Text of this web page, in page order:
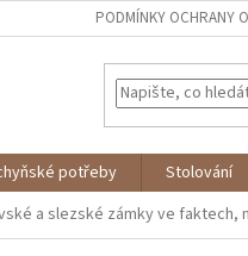
PODMÍNKY OCHRANY
potřeby Stolování
a slezské zámky ve faktech,